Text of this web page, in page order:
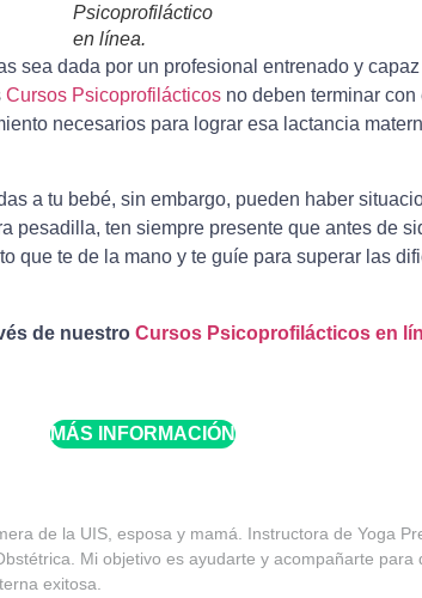
Psicoprofiláctico
en línea.
sea dada por un profesional entrenado y
Cursos Psicoprofilácticos no deben terminar
necesarios para lograr esa lactancia
a tu bebé, sin embargo, pueden haber
pesadilla, ten siempre presente que antes de
que te de la mano y te guíe para superar las
de nuestro Cursos Psicoprofilácticos en
MÁS INFORMACIÓN
de la UIS, esposa y mamá. Instructora de Yoga
Mi objetivo es ayudarte y acompañarte
exitosa.